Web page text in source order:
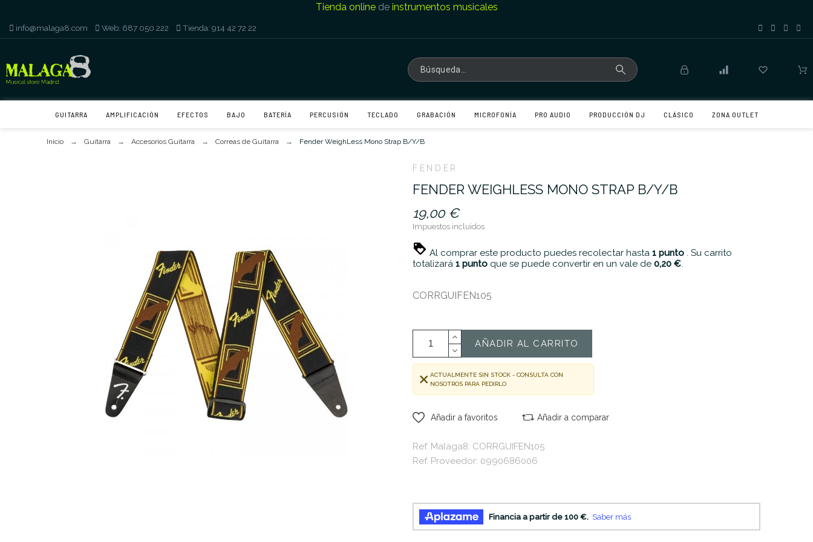
Tienda onlinede instrumentos musicales
info@malaga8.com Web: 687 050 222 Tienda: 914 42 72 22
GUITARRA AMPLIFICACIÓN EFECTOS BAJO BATERÍA PERCUSIÓN TECLADO GRABACIÓN MICROFONÍA PRO AUDIO PRODUCCIÓN DJ CLÁSICO ZONA OUTLET
Inicio Guitarra Accesorios Guitarra Correas de Guitarra Fender WeighLess Mono Strap B/Y/B
FENDER
FENDER WEIGHLESS MONO STRAP B/Y/B
19,00 €
Impuestos incluidos
Al comprar este producto puedes recolectar hasta 1 punto . Su carrito
totalizará 1 punto que se puede convertir en un vale de 0,20 €.
CORRGUIFEN105
AÑADIR AL CARRITO
ACTUALMENTE SIN STOCK - CONSULTA CON
NOSOTROS PARA PEDIRLO
Añadir a favoritos Añadir a comparar
Ref. Malaga8: CORRGUIFEN105
Ref. Proveedor: 0990686006